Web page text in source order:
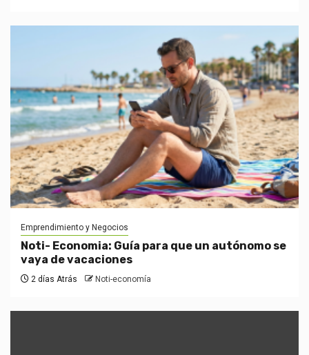
Emprendimiento y Negocios
Noti- Economia: Guía para que un autónomo se
vaya de vacaciones
2 días Atrás Noti-economía